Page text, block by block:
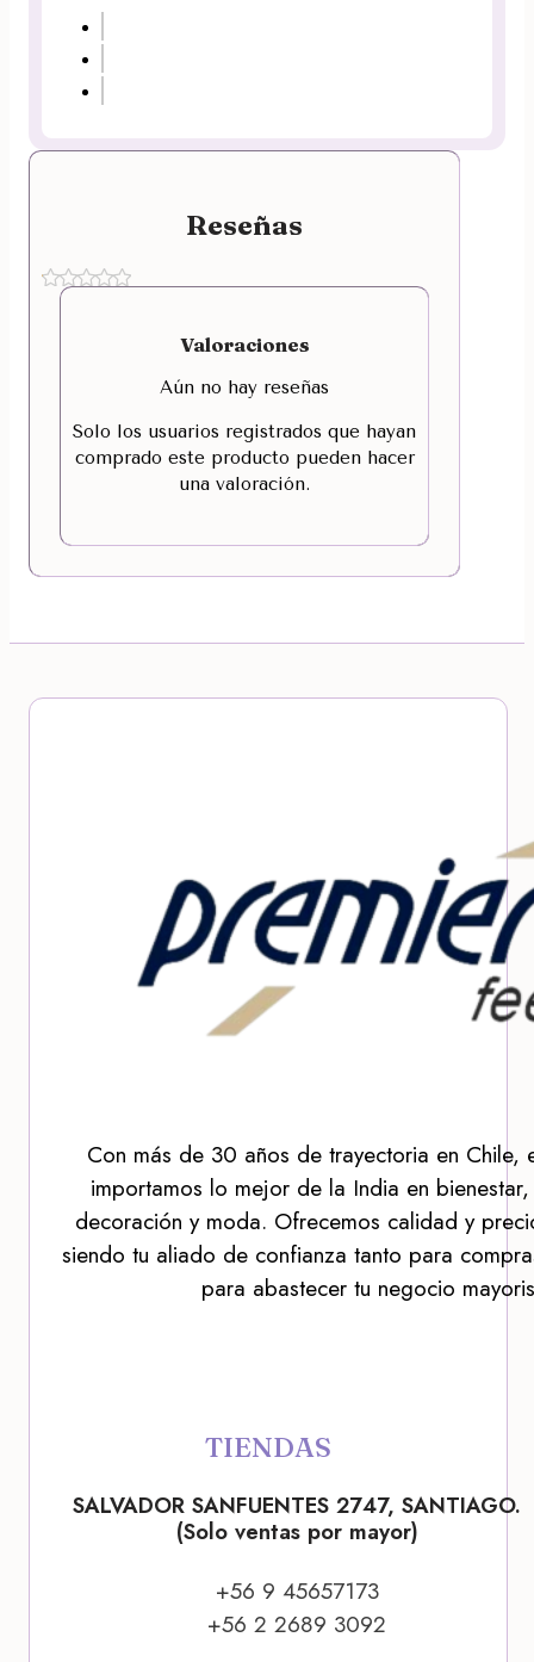
Reseñas
Valoraciones
Aún no hay reseñas
Solo los usuarios registrados que hayan
comprado este producto pueden hacer
una valoración.
Con más de 30 años de trayectoria en Chile,
importamos lo mejor de la India en
decoración y moda. Ofrecemos calidad y
siendo tu aliado de confianza tanto para
para abastecer tu negocio
TIENDAS
SALVADOR SANFUENTES 2747, SANTIAGO.
(Solo ventas por mayor)
+56 9 45657173
+56 2 2689 3092